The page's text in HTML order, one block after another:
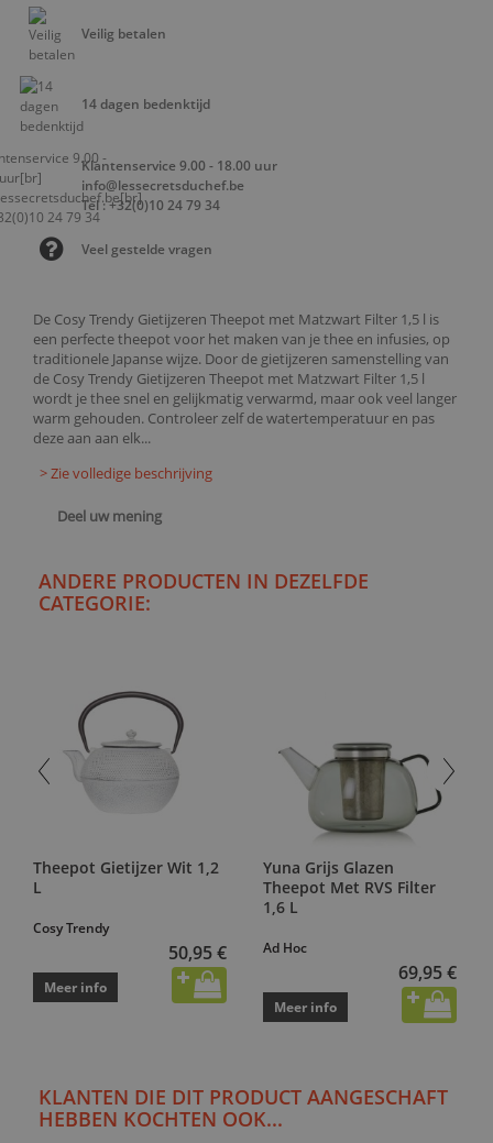
De Cosy Trendy Gietijzeren Theepot met Matzwart Filter 1,5 l is
een perfecte theepot voor het maken van je thee en infusies, op
traditionele Japanse wijze. Door de gietijzeren samenstelling van
de Cosy Trendy Gietijzeren Theepot met Matzwart Filter 1,5 l
wordt je thee snel en gelijkmatig verwarmd, maar ook veel langer
warm gehouden. Controleer zelf de watertemperatuur en pas
deze aan aan elk...
> Zie volledige beschrijving
Deel uw mening
Veilig betalen
14 dagen bedenktijd
Klantenservice 9.00 - 18.00 uur
info@lessecretsduchef.be
Tel : +32(0)10 24 79 34
Veel gestelde vragen
ANDERE PRODUCTEN IN DEZELFDE
CATEGORIE:
Theepot Gietijzer Wit 1,2
L
Cosy Trendy
50,95 €
Meer info
Yuna Grijs Glazen
Theepot Met RVS Filter
1,6 L
Ad Hoc
69,95 €
Meer info
KLANTEN DIE DIT PRODUCT AANGESCHAFT
HEBBEN KOCHTEN OOK...